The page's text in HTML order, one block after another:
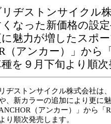
リヂストンサイクル
なった新価格の設
に魅力が増したスポ
（アンカー）」から
を９月下旬より順
ヂストンサイクル株式会社は
、新カラーの追加により更に
ANCHOR（アンカー）」から
り順次発売します。